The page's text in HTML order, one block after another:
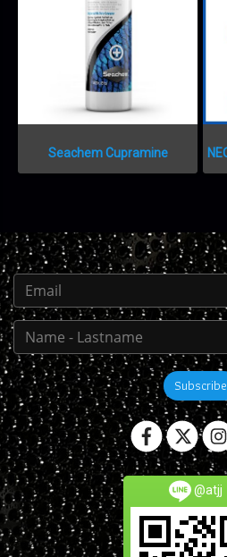
Seachem Cupramine
Subscribe
@atjj